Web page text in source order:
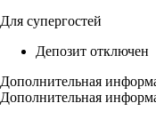
Для супергостей
Депозит отключен
Дополнительная
Дополнительная